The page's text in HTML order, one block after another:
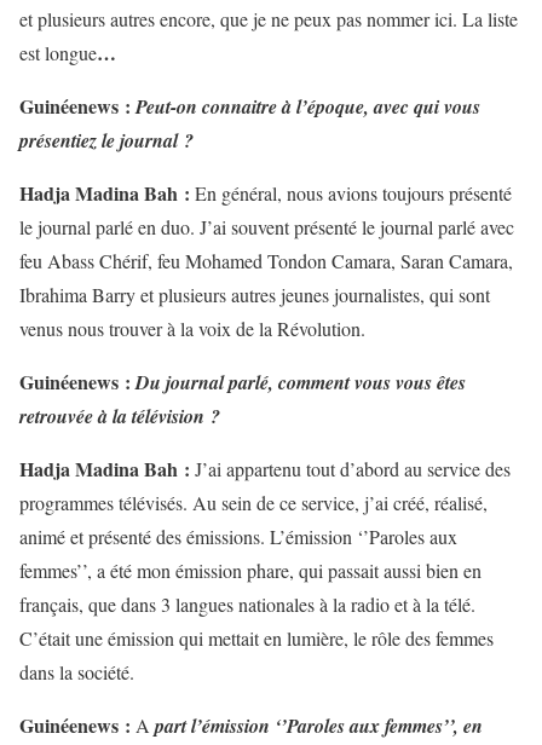
et plusieurs autres encore, que je ne peux pas nommer ici. La liste
est longue…
Guinéenews :Peut-on connaitre à l’époque, avec qui vous
présentiez le journal ?
Hadja Madina Bah : En général, nous avions toujours présenté
le journal parlé en duo. J’ai souvent présenté le journal parlé avec
feu Abass Chérif, feu Mohamed Tondon Camara, Saran Camara,
Ibrahima Barry et plusieurs autres jeunes journalistes, qui sont
venus nous trouver à la voix de la Révolution.
Guinéenews :Du journal parlé, comment vous vous êtes
retrouvée à la télévision ?
Hadja Madina Bah : J’ai appartenu tout d’abord au service des
programmes télévisés. Au sein de ce service, j’ai créé, réalisé,
animé et présenté des émissions. L’émission ‘’Paroles aux
femmes’’, a été mon émission phare, qui passait aussi bien en
français, que dans 3 langues nationales à la radio et à la télé.
C’était une émission qui mettait en lumière, le rôle des femmes
dans la société.
Guinéenews : Apart l’émission ‘’Paroles aux femmes’’, en